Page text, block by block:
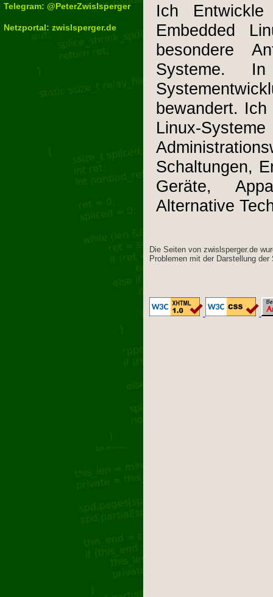
Telegram: @PeterZwislsperger
Netzportal: zwislsperger.de
Ich
Embedded
besondere
Systeme.
bewandert. Ich
Linux-
Schaltungen,
Geräte,
Alternative
Die Seiten von zwislsperger.de
Problemen mit der Darstellung